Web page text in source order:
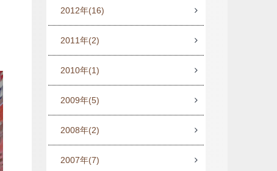
2012年(16)
2011年(2)
2010年(1)
2009年(5)
2008年(2)
2007年(7)